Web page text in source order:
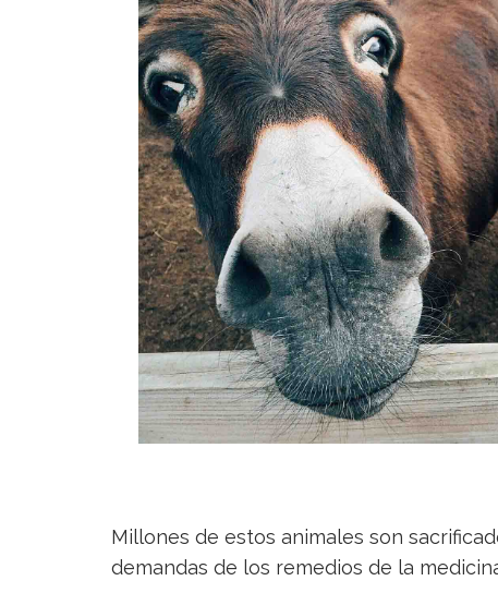
Millones de estos animales son
demandas de los remedios de la